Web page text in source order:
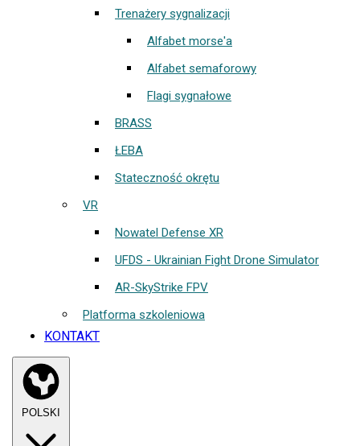
Trenażery sygnalizacji
Alfabet morse'a
Alfabet semaforowy
Flagi sygnałowe
BRASS
ŁEBA
Stateczność okrętu
VR
Nowatel Defense XR
UFDS - Ukrainian Fight Drone Simulator
AR-SkyStrike FPV
Platforma szkoleniowa
KONTAKT